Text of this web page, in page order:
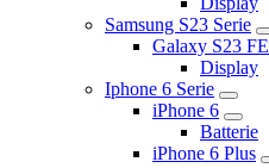
Samsung S23 Serie
Galaxy S23 FE
Display
Iphone 6 Serie
iPhone 6
Batterie
iPhone 6 Plus